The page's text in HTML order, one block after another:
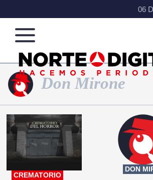
06
Norte
de
Ciudad
Juárez
Más
que
noticias,
hacemos periodismo
Don Mirone
CREMATORIO
DON